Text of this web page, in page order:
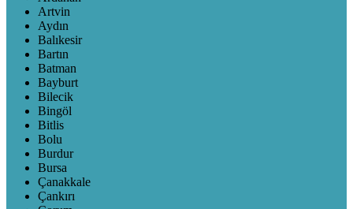
Artvin
Aydın
Balıkesir
Bartın
Batman
Bayburt
Bilecik
Bingöl
Bitlis
Bolu
Burdur
Bursa
Çanakkale
Çankırı